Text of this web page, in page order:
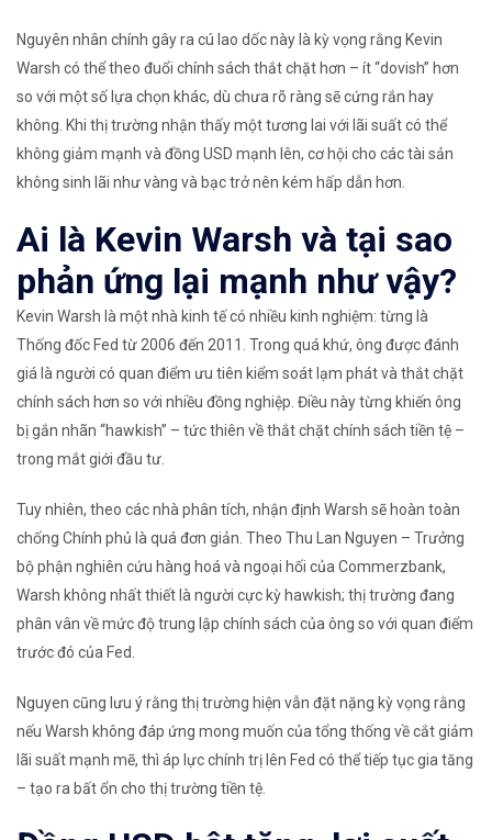
Nguyên nhân chính gây ra cú lao dốc này là kỳ vọng rằng Kevin
Warsh có thể theo đuổi chính sách thắt chặt hơn – ít “dovish” hơn
so với một số lựa chọn khác, dù chưa rõ ràng sẽ cứng rắn hay
không. Khi thị trường nhận thấy một tương lai với lãi suất có thể
không giảm mạnh và đồng USD mạnh lên, cơ hội cho các tài sản
không sinh lãi như vàng và bạc trở nên kém hấp dẫn hơn.
Ai là Kevin Warsh và tại sao
phản ứng lại mạnh như vậy?
Kevin Warsh là một nhà kinh tế có nhiều kinh nghiệm: từng là
Thống đốc Fed từ 2006 đến 2011. Trong quá khứ, ông được đánh
giá là người có quan điểm ưu tiên kiểm soát lạm phát và thắt chặt
chính sách hơn so với nhiều đồng nghiệp. Điều này từng khiến ông
bị gắn nhãn “hawkish” – tức thiên về thắt chặt chính sách tiền tệ –
trong mắt giới đầu tư.
Tuy nhiên, theo các nhà phân tích, nhận định Warsh sẽ hoàn toàn
chống Chính phủ là quá đơn giản. Theo Thu Lan Nguyen – Trưởng
bộ phận nghiên cứu hàng hoá và ngoại hối của Commerzbank,
Warsh không nhất thiết là người cực kỳ hawkish; thị trường đang
phân vân về mức độ trung lập chính sách của ông so với quan điểm
trước đó của Fed.
Nguyen cũng lưu ý rằng thị trường hiện vẫn đặt nặng kỳ vọng rằng
nếu Warsh không đáp ứng mong muốn của tổng thống về cắt giảm
lãi suất mạnh mẽ, thì áp lực chính trị lên Fed có thể tiếp tục gia tăng
– tạo ra bất ổn cho thị trường tiền tệ.